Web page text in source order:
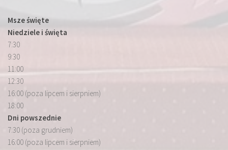
Msze święte
Niedziele i święta
7:30
9:30
11:00
12:30
16:00 (poza lipcem i sierpniem)
18:00
Dni powszednie
7:30 (poza grudniem)
16:00 (poza lipcem i sierpniem)